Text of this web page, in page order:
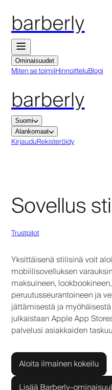
barberly
Ominaisuudet
Miten se toimiiHinnoitteluBlogi
barberly
Suomi
Alankomaat
KirjauduRekisteröidy
Sovellus
Trustpilot
Yksittäisenä stilisinä voit
mobiilisovelluksen
maksuineen,
peruutusseurantoineen ja
jättämisestä ja
julkaistaan Apple App
palvelusi asiakkaiden
Aloita ilmainen kokeilu